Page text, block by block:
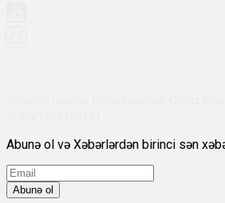
Abunə ol və Xəbərlərdən birinci sən
Abunə ol